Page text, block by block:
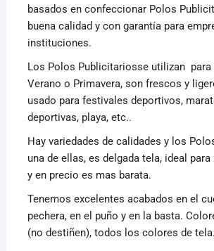
basados en confeccionar Polos
buena calidad y con garantía para
instituciones.
Los Polos Publicitariosse utilizan
Verano o Primavera, son frescos y
usado para festivales deportivos,
deportivas, playa, etc..
Hay variedades de calidades y los
una de ellas, es delgada tela, ideal
y en precio es mas barata.
Tenemos excelentes acabados en el
pechera, en el puño y en la basta.
(no destiñen), todos los colores de tela.